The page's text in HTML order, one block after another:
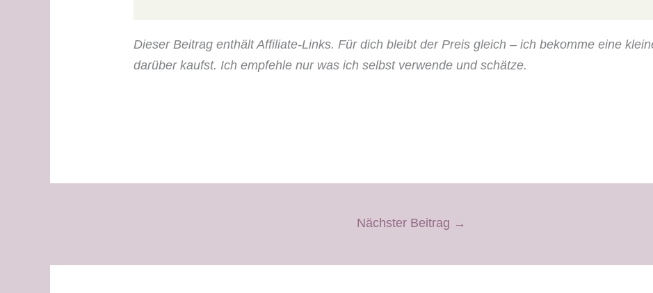
Dieser Beitrag enthält Affiliate-Links. Für dich bleibt der Preis gleich – ich bekomme eine
darüber kaufst. Ich empfehle nur was ich selbst verwende und schätze.
Nächster Beitrag →